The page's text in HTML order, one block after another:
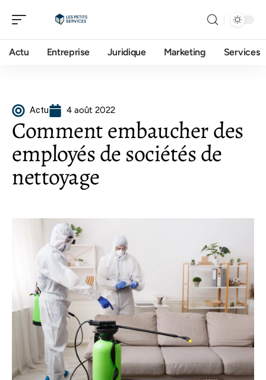
Actu Entreprise Juridique Marketing Services
Actu 4 août 2022
Comment embaucher des
employés de sociétés de
nettoyage